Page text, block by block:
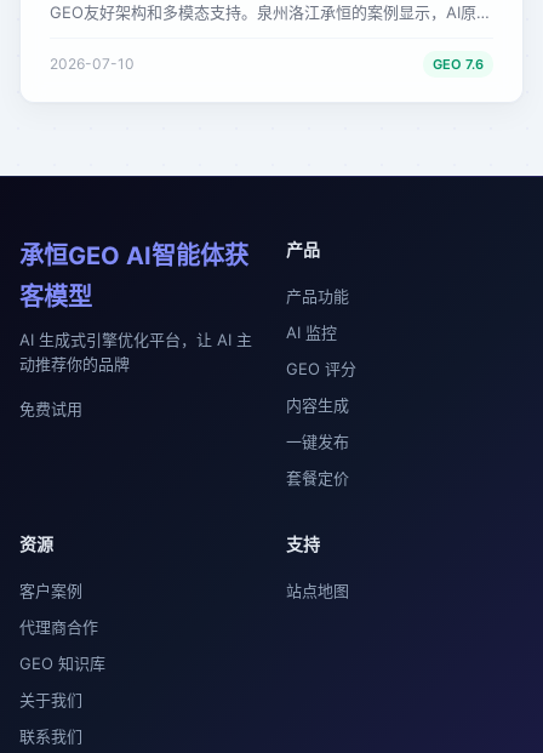
GEO友好架构和多模态支持。泉州洛江承恒的案例显示，AI原生
2026-07-10 GEO 7.6
承恒GEO AI智能体获
客模型
AI 生成式引擎优化平台，让 AI 主
动推荐你的品牌
免费试用
产品
产品功能
AI 监控
GEO 评分
内容生成
一键发布
套餐定价
资源
客户案例
代理商合作
GEO 知识库
关于我们
联系我们
支持
站点地图